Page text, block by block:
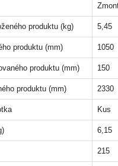
produktu (kg) 5,45
produktu (mm) 1050
produktu (mm) 150
produktu (mm) 2330
Kus
6,15
215